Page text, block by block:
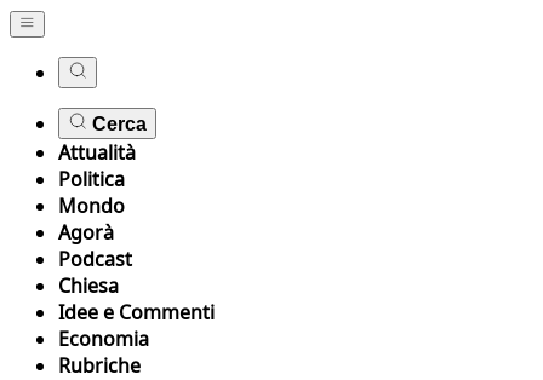
Cerca
Attualità
Politica
Mondo
Agorà
Podcast
Chiesa
Idee e Commenti
Economia
Rubriche